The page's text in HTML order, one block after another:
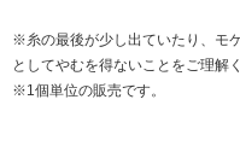
※糸の最後が少し出ていたり、モ
としてやむを得ないことをご理解
※1個単位の販売です。